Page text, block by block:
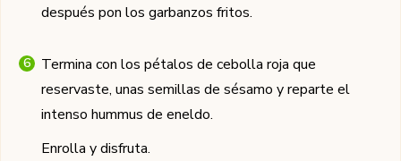
después pon los garbanzos fritos.
Termina con los pétalos de cebolla roja que
reservaste, unas semillas de sésamo y reparte el
intenso hummus de eneldo.
Enrolla y disfruta.